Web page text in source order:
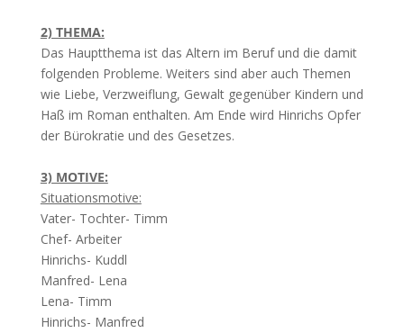
2) THEMA:
Das Hauptthema ist das Altern im Beruf und die damit
folgenden Probleme. Weiters sind aber auch Themen
wie Liebe, Verzweiflung, Gewalt gegenüber Kindern und
Haß im Roman enthalten. Am Ende wird Hinrichs Opfer
der Bürokratie und des Gesetzes.
3) MOTIVE:
Situationsmotive:
Vater- Tochter- Timm
Chef- Arbeiter
Hinrichs- Kuddl
Manfred- Lena
Lena- Timm
Hinrichs- Manfred